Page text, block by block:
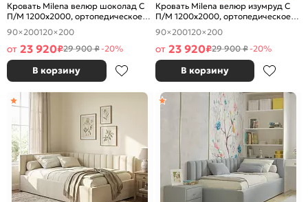
Кровать Milena велюр шоколад С
П/М 1200x2000, ортопедическое
основание, изголовье мягкое
90×200120×200
от 23 920₽29 900 ₽-20%
В корзину
Кровать Milena велюр изумруд С
П/М 1200x2000, ортопедическое
основание, изголовье мягкое
90×200120×200
от 23 920₽29 900 ₽-20%
В корзину